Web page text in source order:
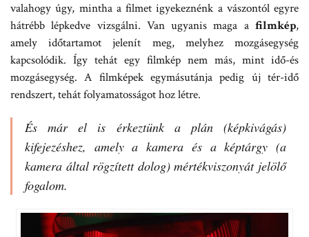
valahogy úgy, mintha a filmet igyekeznénk a vászontól egyre
hátrébb lépkedve vizsgálni. Van ugyanis maga a filmkép,
amely időtartamot jelenít meg, melyhez mozgásegység
kapcsolódik. Így tehát egy filmkép nem más, mint idő-és
mozgásegység. A filmképek egymásutánja pedig új tér-idő
rendszert, tehát folyamatosságot hoz létre.
És már el is érkeztünk a plán (képkivágás)
kifejezéshez, amely a kamera és a képtárgy (a
kamera által rögzített dolog) mértékviszonyát jelölő
fogalom.